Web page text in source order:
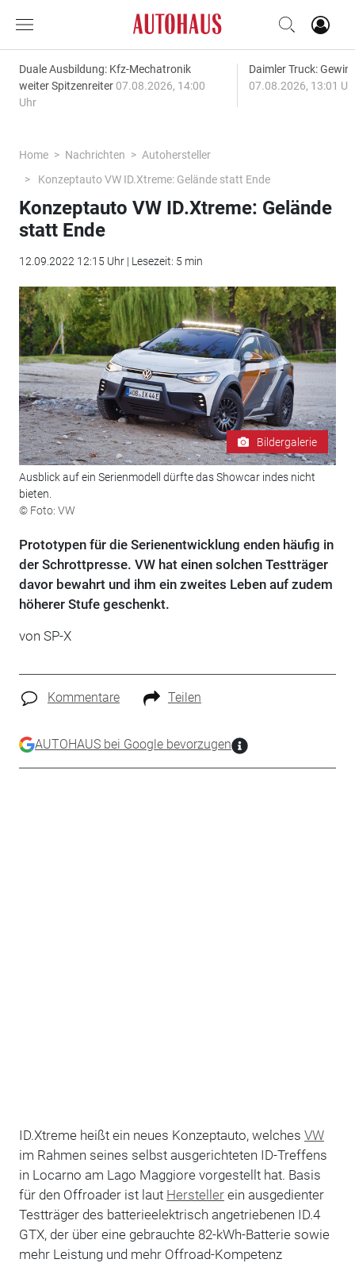
Duale Ausbildung: Kfz-Mechatronik
weiter Spitzenreiter 07.08.2026, 14:00
Uhr
Daimler Truck:
07.08.2026, 13:01
Home Nachrichten
Autohersteller
Konzeptauto VW ID.Xtreme: Gelände statt Ende
Konzeptauto VW ID.Xtreme: Gelände
statt Ende
12.09.2022 12:15 Uhr | Lesezeit: 5 min
Bildergalerie
Ausblick auf ein Serienmodell dürfte das Showcar indes nicht
bieten.
© Foto: VW
Prototypen für die Serienentwicklung enden häufig in
der Schrottpresse. VW hat einen solchen Testträger
davor bewahrt und ihm ein zweites Leben auf zudem
höherer Stufe geschenkt.
von SP-X
Kommentare Teilen
AUTOHAUS bei Google bevorzugen
ID.Xtreme heißt ein neues Konzeptauto, welches VW
im Rahmen seines selbst ausgerichteten ID-Treffens
in Locarno am Lago Maggiore vorgestellt hat. Basis
für den Offroader ist laut Herstellerein ausgedienter
Testträger des batterieelektrisch angetriebenen ID.4
GTX, der über eine gebrauchte 82-kWh-Batterie sowie
mehr Leistung und mehr Offroad-Kompetenz